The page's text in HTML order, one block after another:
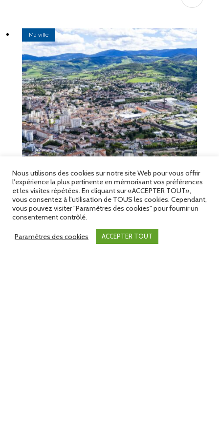
Ma ville
Tranquillité publique
Ma ville Mes loisirs
Nous utilisons des cookies sur notre site Web pour vous offrir
l'expérience la plus pertinente en mémorisant vos préférences
et les visites répétées. En cliquant sur «ACCEPTER TOUT»,
vous consentez à l'utilisation de TOUS les cookies. Cependant,
vous pouvez visiter "Paramètres des cookies" pour fournir un
consentement contrôlé.
Paramètres des cookies ACCEPTER TOUT